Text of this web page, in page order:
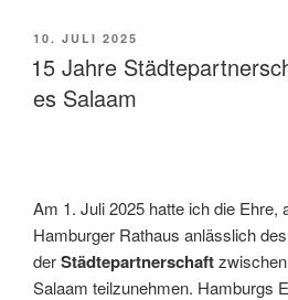
VERÖFFENTLICHT
AM
10. JULI 2025
15 Jahre
es Salaam
Am 1. Juli 2025 hatte ich die Ehre,
Hamburger Rathaus anlässlich
derStädtepartnerschaftzwischen
Salaam teilzunehmen. Hamburgs